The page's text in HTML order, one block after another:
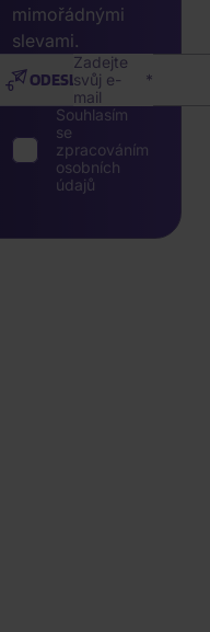
mimořádnými
slevami.
Zadejte
svůj e-
mail
ODESLAT
Souhlasím
se
zpracováním
osobních
údajů